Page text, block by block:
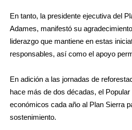
En tanto, la presidente ejecutiva del
Adames, manifestó su
liderazgo que mantiene en estas
responsables, así como el apoyo
En adición a las jornadas de
hace más de dos décadas, el
económicos cada año al Plan Sierra
sostenimiento.